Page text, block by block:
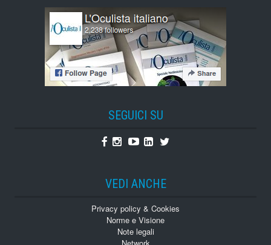
SEGUICI SU
Facebook
Instagram
YoutubeLinkedin
Twitter
VEDI ANCHE
Privacy policy & Cookies
Norme e Visione
Note legali